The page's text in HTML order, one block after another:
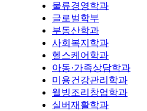
물류경영학과
글로벌학부
부동산학과
사회복지학과
헬스케어학과
아동·가족상담학과
미용건강관리학과
웰빙조리창업학과
실버재활학과